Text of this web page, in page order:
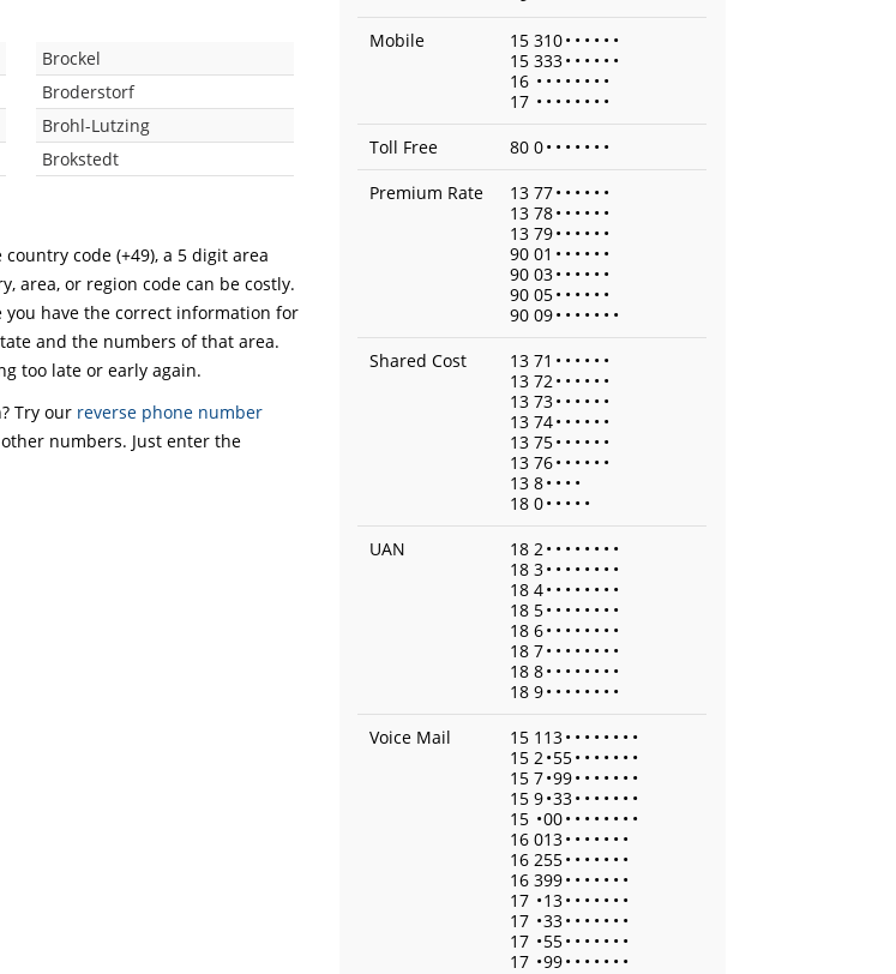
Brockel
Broderstorf
Brohl-Lutzing
Brokstedt
code (+49), a 5 digit area
area, or region code can be costly.
you have the correct information for
and the numbers of that area.
too late or early again.
Try our reverse phone number
numbers. Just enter the
Mobile
15 310• • • • • •
15 333• • • • • •
16 • • • • • • • •
17 • • • • • • • •
Toll Free
80 0• • • • • • •
Premium Rate
13 77• • • • • •
13 78• • • • • •
13 79• • • • • •
90 01 • • • • • •
90 03• • • • • •
90 05• • • • • •
90 09• • • • • • •
Shared Cost
13 71 • • • • • •
13 72• • • • • •
13 73• • • • • •
13 74• • • • • •
13 75• • • • • •
13 76• • • • • •
13 8• • • •
18 0• • • • •
UAN
18 2• • • • • • • •
18 3• • • • • • • •
18 4• • • • • • • •
18 5• • • • • • • •
18 6• • • • • • • •
18 7• • • • • • • •
18 8• • • • • • • •
18 9• • • • • • • •
Voice Mail
15 113• • • • • • • •
15 2•55• • • • • • •
15 7•99• • • • • • •
15 9•33• • • • • • •
15 •00• • • • • • • •
16 013• • • • • • •
16 255• • • • • • •
16 399• • • • • • •
17 •13• • • • • • •
17 •33• • • • • • •
17 •55• • • • • • •
17 •99• • • • • • •